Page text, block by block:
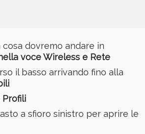
cosa dovremo andare in
voce Wireless e Rete
il basso arrivando fino alla
Profili
a sfioro sinistro per aprire le